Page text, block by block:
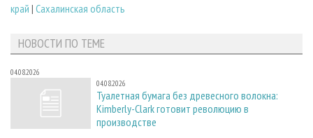
край | Сахалинская область
НОВОСТИ ПО ТЕМЕ
04.08.2026
04.08.2026
Туалетная бумага без древесного волокна:
Kimberly-Clark готовит революцию в
производстве